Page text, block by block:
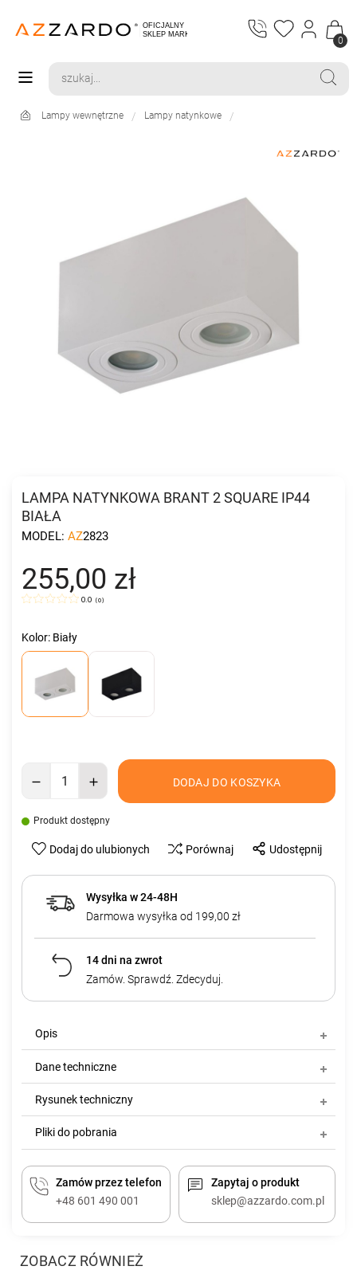
0
Lampy wewnętrzne Lampy natynkowe
LAMPA NATYNKOWA BRANT 2 SQUARE IP44
BIAŁA
MODEL: AZ2823
255,00 zł
0.0 (0)
Kolor: Biały
DODAJ DO KOSZYKA
Produkt dostępny
Dodaj do ulubionych Porównaj Udostępnij
Wysyłka w 24-48H
Darmowa wysyłka od 199,00 zł
14 dni na zwrot
Zamów. Sprawdź. Zdecyduj.
Opis
Dane techniczne
Rysunek techniczny
Pliki do pobrania
Zamów przez telefon
+48 601 490 001
Zapytaj o produkt
sklep@azzardo.com.pl
ZOBACZ RÓWNIEŻ